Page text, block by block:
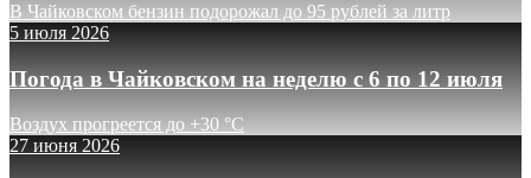
В Чайковском бензин подорожал до 95 рублей за литр
5 июля 2026
Погода в Чайковском на неделю с 6 по 12 июля
Воздух прогреется до +30 °C
27 июня 2026